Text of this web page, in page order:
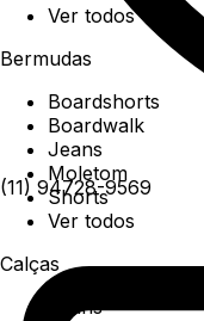
(11) 94728-9569
Ver todos
Bermudas
Boardshorts
Boardwalk
Jeans
Moletom
Shorts
Ver todos
Calças
Jeans